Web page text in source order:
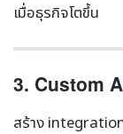
เมื่อธุรกิจโตขึ้น
3. Custom
สร้าง